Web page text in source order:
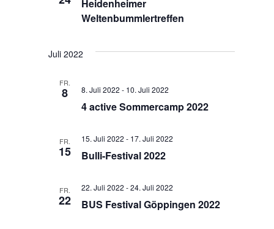
Heidenheimer
Weltenbummlertreffen
Juli 2022
FR.
8
4 active Sommercamp 2022
8. Juli 2022 - 10. Juli 2022
FR.
15 Bulli-Festival 2022
15. Juli 2022 - 17. Juli 2022
FR.
22 BUS Festival Göppingen 2022
22. Juli 2022 -24. Juli 2022